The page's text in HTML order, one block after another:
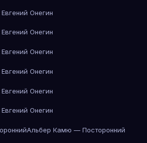
Онегин
Онегин
Онегин
Онегин
Онегин
Онегин
Альбер Камю — Посторонний